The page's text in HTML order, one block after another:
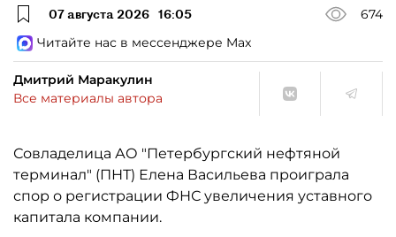
07 августа 2026 16:05
674
Читайте нас в мессенджере Max
Дмитрий Маракулин
Все материалы автора
Совладелица АО "Петербургский нефтяной
терминал" (ПНТ) Елена Васильева проиграла
спор о регистрации ФНС увеличения уставного
капитала компании.